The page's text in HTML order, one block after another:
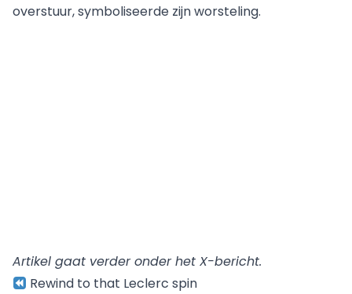
overstuur, symboliseerde zijn worsteling.
Artikel gaat verder onder het X-bericht.
Rewind to that Leclerc spin